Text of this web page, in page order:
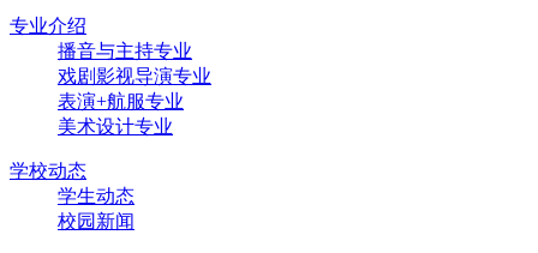
专业介绍
播音与主持专业
戏剧影视导演专业
表演+航服专业
美术设计专业
学校动态
学生动态
校园新闻